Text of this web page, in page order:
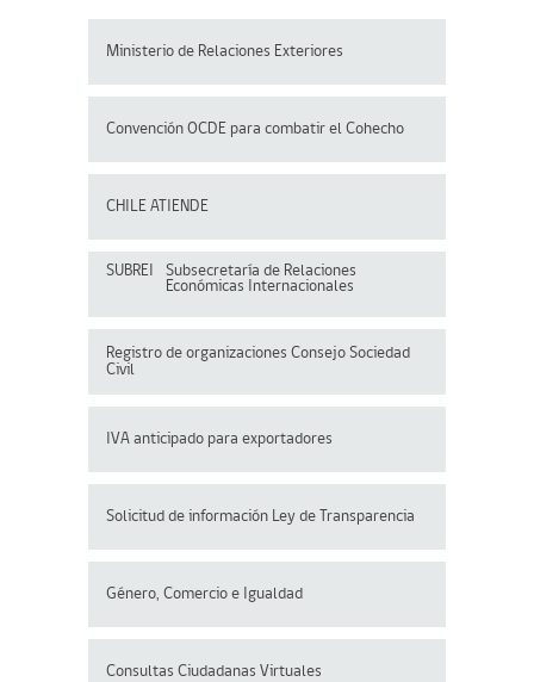
Ministerio de Relaciones Exteriores
Convención OCDE para combatir el Cohecho
CHILE ATIENDE
SUBREI
Subsecretaría de Relaciones
Económicas Internacionales
Registro de organizaciones Consejo Sociedad
Civil
IVA anticipado para exportadores
Solicitud de información Ley de Transparencia
Género, Comercio e Igualdad
Consultas Ciudadanas Virtuales